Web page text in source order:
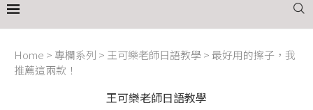
Home > 專欄系列 > 王可樂老師日語教學 >最好用的擦子，我
推薦這兩款！
王可樂老師日語教學